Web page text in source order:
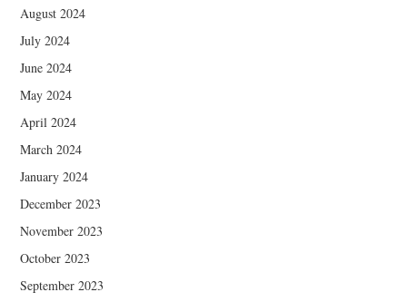
August 2024
July 2024
June 2024
May 2024
April 2024
March 2024
January 2024
December 2023
November 2023
October 2023
September 2023